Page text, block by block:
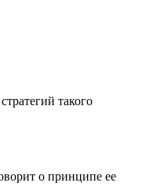
такого
о принципе ее